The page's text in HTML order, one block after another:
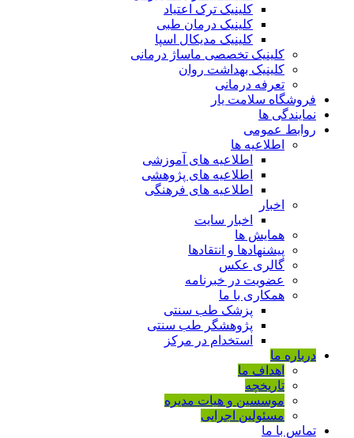
کلینیک ترک اعتیاد
کلینیک درمان طبی
کلینیک مدیکال اسپا
کلینیک تخصصی ماساژ درمانی
کلینیک بهداشت روان
تعرفه درمانی
فروشگاه سلامت یار
نمایندگی ها
روابط عمومی
اطلاعیه ها
اطلاعیه های آموزشی
اطلاعیه های پژوهشی
اطلاعیه های فرهنگی
اخبار
اخبار سایت
همایش ها
پیشنهادها و انتقادها
گالری عکس
عضویت در خبرنامه
همکاری با ما
پزشک طب سنتی
پژوهشگر طب سنتی
استخدام در مرکز
درباره ما
اهداف ما
تاریخچه
موسسین و هیات مدیره
مسئولین اجرایی
تماس با ما